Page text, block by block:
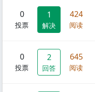
0
投票
1
解决
424
阅读
0
投票
2
回答
645
阅读